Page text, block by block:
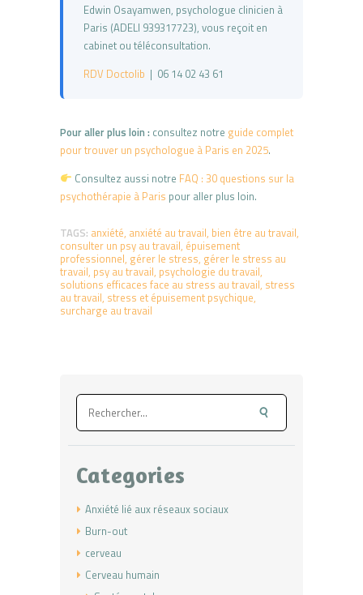
Edwin Osayamwen, psychologue clinicien à
Paris (ADELI 939317723), vous reçoit en
cabinet ou téléconsultation.
RDV Doctolib | 06 14 02 43 61
Pour aller plus loin : consultez notre guide complet
pour trouver un psychologue à Paris en 2025.
Consultez aussi notre FAQ : 30 questions sur la
psychothérapie à Paris pour aller plus loin.
TAGS: anxiété, anxiété au travail, bien être au travail,
consulter un psy au travail, épuisement
professionnel, gérer le stress, gérer le stress au
travail, psy au travail, psychologie du travail,
solutions efficaces face au stress au travail, stress
au travail, stress et épuisement psychique,
surcharge au travail
Rechercher :
Categories
Anxiété lié aux réseaux sociaux
Burn-out
cerveau
Cerveau humain